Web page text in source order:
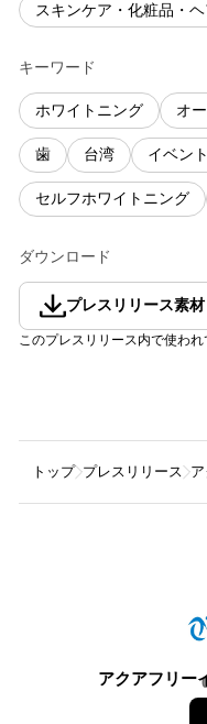
スキンケア・化粧品・
キーワード
ホワイトニング オ
歯 台湾 イベント
セルフホワイトニング
ダウンロード
プレスリリース素材
このプレスリリース内で使わ
トップ プレスリリース
アクアフリー